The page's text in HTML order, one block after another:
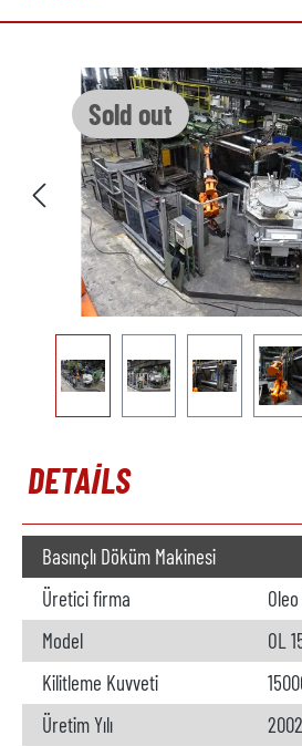
Sold out
Skip image gallery
DETAILS
Basınçlı Döküm Makinesi
Üretici firma
Model
OL
Kilitleme Kuvveti
Üretim Yılı
2002